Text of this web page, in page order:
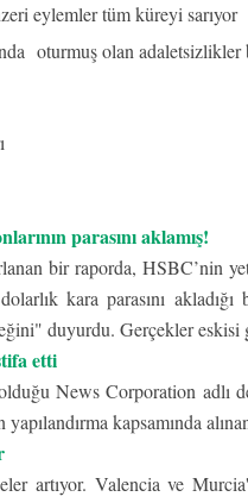
eylemler tüm küreyi sarıyor
oturmuş olan adaletsizlikler
parasını aklamış!
bir raporda, HSBC’nin
kara parasını
duyurdu. Gerçekler eskisi
etti
News Corporation adlı
kapsamında
artıyor. Valencia ve